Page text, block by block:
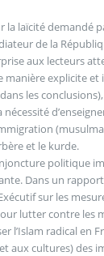
la laïcité demandé
de la
aux lecteurs
manière explicite et
les
et le kurde.
politique
Dans un
sur les
lutter contre les
l’Islam radical en
aux cultures) des